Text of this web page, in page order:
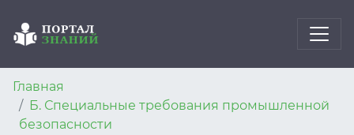
Главная
Б. Специальные требования промышленной
безопасности